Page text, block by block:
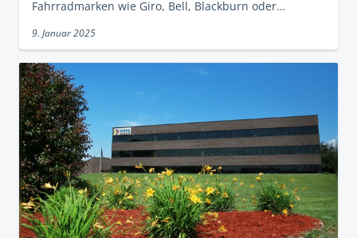
Fahrradmarken wie Giro, Bell, Blackburn oder…
9. Januar 2025